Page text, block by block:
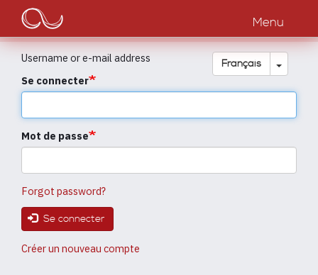
contenu
principal
Main
navigation
Menu
Français Toggle
Username or e-mail address
Se connecter
Mot de passe
Forgot password?
Se connecter
Créer un nouveau compte